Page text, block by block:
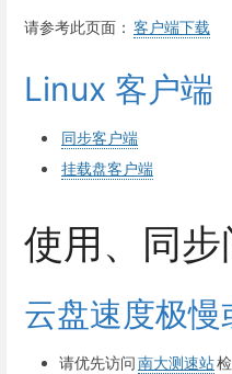
请参考此页面： 客户端下载
Linux 客户端
同步客户端
挂载盘客户端
使用、同
云盘速度极慢
请优先访问南大测速站